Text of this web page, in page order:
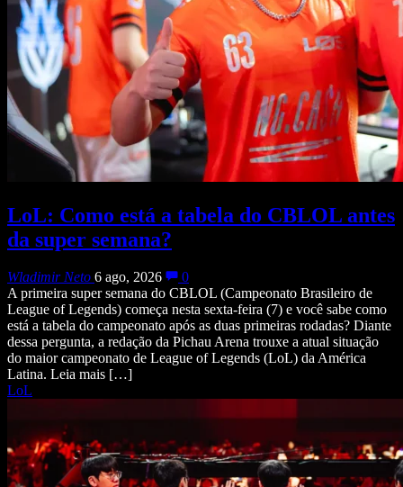
LoL: Como está a tabela do CBLOL antes
da super semana?
Wladimir Neto 6 ago, 2026
0
A primeira super semana do CBLOL (Campeonato Brasileiro de
League of Legends) começa nesta sexta-feira (7) e você sabe como
está a tabela do campeonato após as duas primeiras rodadas? Diante
dessa pergunta, a redação da Pichau Arena trouxe a atual situação
do maior campeonato de League of Legends (LoL) da América
Latina. Leia mais […]
LoL